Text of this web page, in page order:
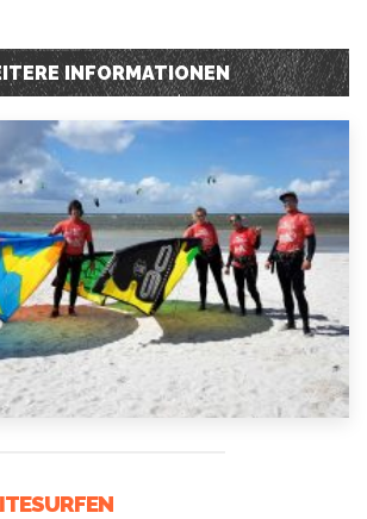
INFORMATIONEN